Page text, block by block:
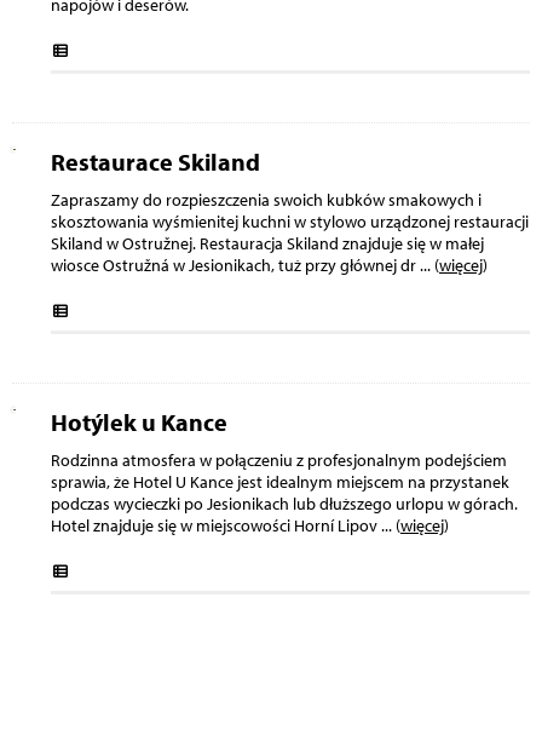
napojów i deserów.
Restaurace Skiland
Zapraszamy do rozpieszczenia swoich kubków smakowych i
skosztowania wyśmienitej kuchni w stylowo urządzonej restauracji
Skiland w Ostružnej. Restauracja Skiland znajduje się w małej
wiosce Ostružná w Jesionikach, tuż przy głównej dr... (więcej)
Hotýlek u Kance
Rodzinna atmosfera w połączeniu z profesjonalnym podejściem
sprawia, że Hotel U Kance jest idealnym miejscem na przystanek
podczas wycieczki po Jesionikach lub dłuższego urlopu w górach.
Hotel znajduje się w miejscowości Horní Lipov... (więcej)